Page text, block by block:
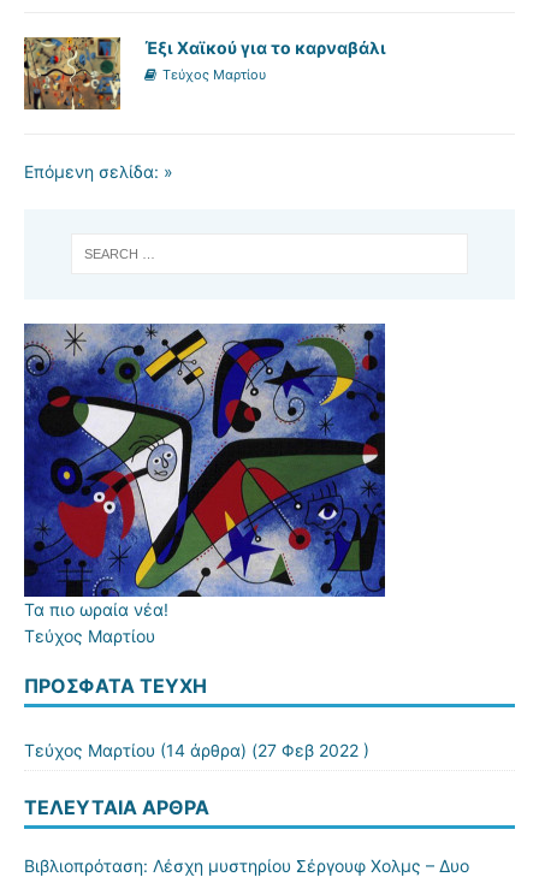
Έξι Χαϊκού για το καρναβάλι
Τεύχος Μαρτίου
Επόμενη σελίδα: »
Τα πιο ωραία νέα!
Τεύχος Μαρτίου
ΠΡΌΣΦΑΤΑ ΤΕΎΧΗ
Τεύχος Μαρτίου (14 άρθρα) (27 Φεβ 2022 )
ΤΕΛΕΥΤΑΊΑ ΆΡΘΡΑ
Βιβλιοπρόταση: Λέσχη μυστηρίου Σέργουφ Χολμς – Δυο